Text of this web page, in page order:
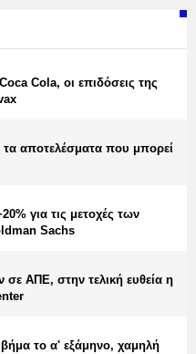
Cola, οι επιδόσεις της
τα αποτελέσματα που μπορεί
για τις μετοχές των
Sachs
ΑΠΕ, στην τελική ευθεία η
βήμα το α' εξάμηνο, χαμηλή